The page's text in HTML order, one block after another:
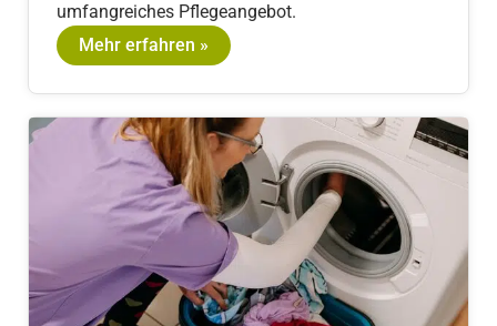
umfangreiches Pflegeangebot.
Mehr erfahren »